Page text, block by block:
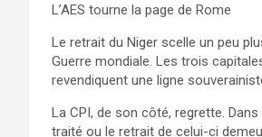
L’AES tourne la page de Rome
Le retrait du Niger scelle un peu
Guerre mondiale. Les trois
revendiquent une ligne
La CPI, de son côté, regrette. Dans
traité ou le retrait de celui-ci